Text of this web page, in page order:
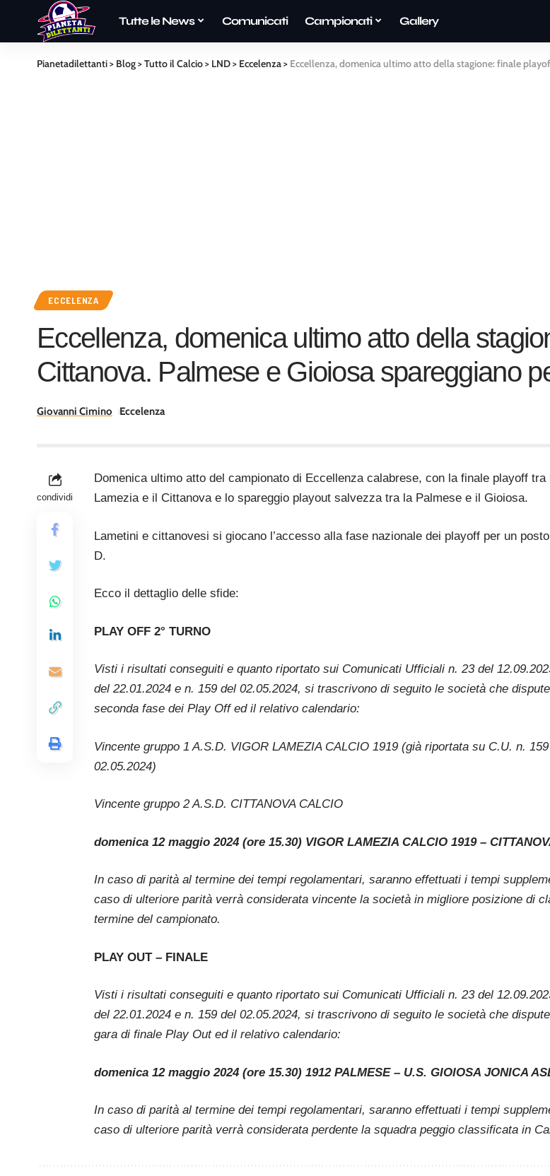
Tutte le News Comunicati Campionati Gallery
Pianetadilettanti> Blog>Tutto il Calcio> LND> Eccelenza> Eccellenza, domenica ultimo atto della stagione: finale
ECCELENZA
Eccellenza, domenica ultimo atto della
Cittanova. Palmese e Gioiosa spareggiano
Giovanni Cimino Eccelenza
condividi
Domenica ultimo atto del campionato di Eccellenza calabrese, con la finale playoff tra
Lamezia e il Cittanova e lo spareggio playout salvezza tra la Palmese e il Gioiosa.
Lametini e cittanovesi si giocano l’accesso alla fase nazionale dei playoff per un
D.
Ecco il dettaglio delle sfide:
PLAY OFF 2° TURNO
Visti i risultati conseguiti e quanto riportato sui Comunicati Ufficiali n. 23 del
del 22.01.2024 e n. 159 del 02.05.2024, si trascrivono di seguito le società che
seconda fase dei Play Off ed il relativo calendario:
Vincente gruppo 1 A.S.D. VIGOR LAMEZIA CALCIO 1919 (già riportata su C.U. n.
02.05.2024)
Vincente gruppo 2 A.S.D. CITTANOVA CALCIO
domenica 12 maggio 2024 (ore 15.30) VIGOR LAMEZIA CALCIO 1919 –
In caso di parità al termine dei tempi regolamentari, saranno effettuati i tempi
caso di ulteriore parità verrà considerata vincente la società in migliore posizione di
termine del campionato.
PLAY OUT – FINALE
Visti i risultati conseguiti e quanto riportato sui Comunicati Ufficiali n. 23 del
del 22.01.2024 e n. 159 del 02.05.2024, si trascrivono di seguito le società che
gara di finale Play Out ed il relativo calendario:
domenica 12 maggio 2024 (ore 15.30) 1912 PALMESE – U.S. GIOIOSA JONICA
In caso di parità al termine dei tempi regolamentari, saranno effettuati i tempi
caso di ulteriore parità verrà considerata perdente la squadra peggio classificata in